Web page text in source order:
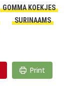
GOMMA KOEKJES
SURINAAMS
Print